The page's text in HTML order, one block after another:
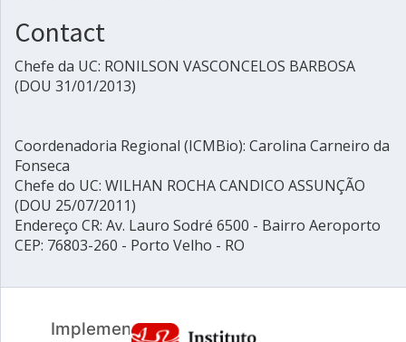
Contact
Chefe da UC: RONILSON VASCONCELOS BARBOSA
(DOU 31/01/2013)
Coordenadoria Regional (ICMBio): Carolina Carneiro da
Fonseca
Chefe do UC: WILHAN ROCHA CANDICO ASSUNÇÃO
(DOU 25/07/2011)
Endereço CR: Av. Lauro Sodré 6500 - Bairro Aeroporto
CEP: 76803-260 - Porto Velho - RO